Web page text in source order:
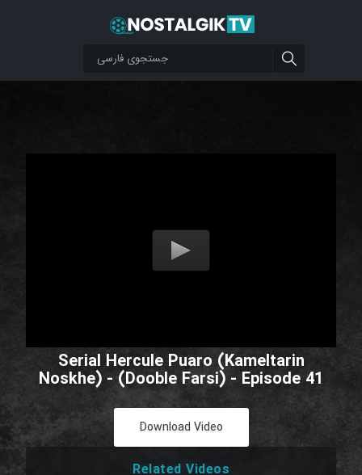
Serial Hercule Puaro (Kameltarin
Noskhe) - (Dooble Farsi) - Episode 41
Download Video
Related Videos